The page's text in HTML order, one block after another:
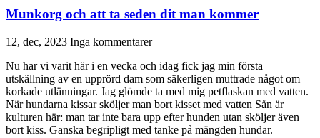
Munkorg och att ta seden dit man kommer
12, dec, 2023 Inga kommentarer
Nu har vi varit här i en vecka och idag fick jag min första
utskällning av en upprörd dam som säkerligen muttrade något om
korkade utlänningar. Jag glömde ta med mig petflaskan med vatten.
När hundarna kissar sköljer man bort kisset med vatten Sån är
kulturen här: man tar inte bara upp efter hunden utan sköljer även
bort kiss. Ganska begripligt med tanke på mängden hundar.